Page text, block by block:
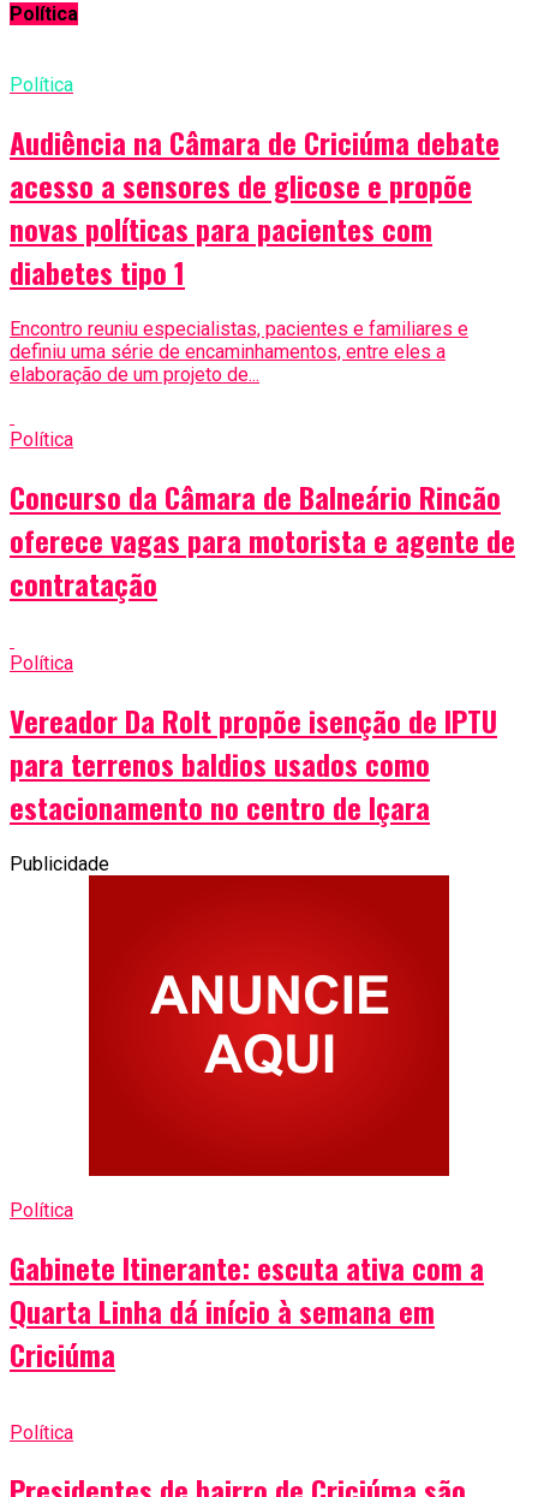
Política
Política
Audiência na Câmara de Criciúma debate
acesso a sensores de glicose e propõe
novas políticas para pacientes com
diabetes tipo 1
Encontro reuniu especialistas, pacientes e familiares e
definiu uma série de encaminhamentos, entre eles a
elaboração de um projeto de...
Política
Concurso da Câmara de Balneário Rincão
oferece vagas para motorista e agente de
contratação
Política
Vereador Da Rolt propõe isenção de IPTU
para terrenos baldios usados como
estacionamento no centro de Içara
Publicidade
Política
Gabinete Itinerante: escuta ativa com a
Quarta Linha dá início à semana em
Criciúma
Política